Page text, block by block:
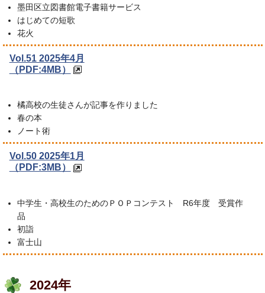
墨田区立図書館電子書籍サービス
はじめての短歌
花火
Vol.51 2025年4月
（PDF:4MB）
橘高校の生徒さんが記事を作りました
春の本
ノート術
Vol.50 2025年1月
（PDF:3MB）
中学生・高校生のためのＰＯＰコンテスト R6年度 受賞作
品
初詣
富士山
2024年